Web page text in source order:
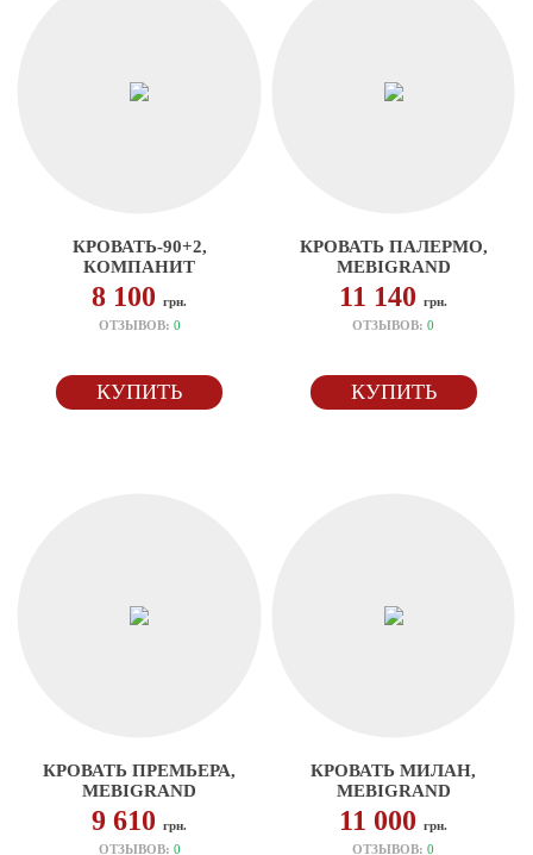
КРОВАТЬ-90+2,
КОМПАНИТ
8 100грн.
ОТЗЫВОВ: 0
КУПИТЬ
КРОВАТЬ ПАЛЕРМО,
MEBIGRAND
11 140грн.
ОТЗЫВОВ:0
КУПИТЬ
КРОВАТЬ ПРЕМЬЕРА,
MEBIGRAND
9 610грн.
ОТЗЫВОВ: 0
КРОВАТЬ МИЛАН,
MEBIGRAND
11 000грн.
ОТЗЫВОВ:0